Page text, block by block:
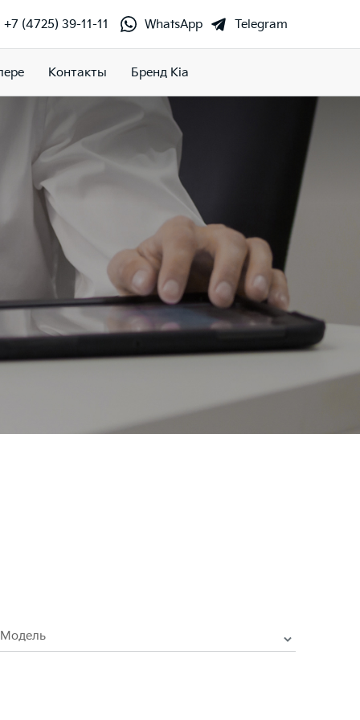
+7 (4725) 39-11-11 WhatsApp Telegram
Контакты Бренд Kia
Модель